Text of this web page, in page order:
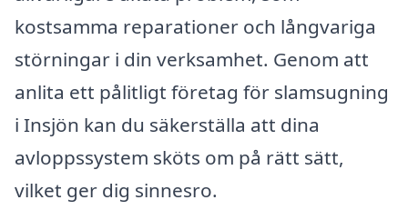
kostsamma reparationer och långvariga
störningar i din verksamhet. Genom att
anlita ett pålitligt företag för slamsugning
i Insjön kan du säkerställa att dina
avloppssystem sköts om på rätt sätt,
vilket ger dig sinnesro.